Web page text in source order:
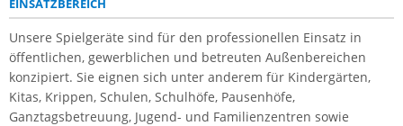
Unsere Spielgeräte sind für den professionellen Einsatz in
öffentlichen, gewerblichen und betreuten Außenbereichen
konzipiert. Sie eignen sich unter anderem für Kindergärten,
Kitas, Krippen, Schulen, Schulhöfe, Pausenhöfe,
Ganztagsbetreuung, Jugend- und Familienzentren sowie